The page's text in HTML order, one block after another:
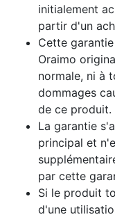
initialement
partir d'un
Cette
Oraimo
normale, ni à
dommages
de ce produit.
La garantie
principal et
par cette
Si le produit
d'une